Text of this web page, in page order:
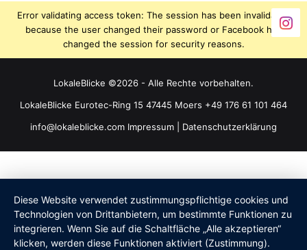
Error validating access token: The session has been invalidated
because the user changed their password or Facebook has
changed the session for security reasons.
LokaleBlicke ©2026 - Alle Rechte vorbehalten.
LokaleBlicke Eurotec-Ring 15 47445 Moers +49 176 61 101 464
info@lokaleblicke.com Impressum Datenschutzerklärung
Diese Website verwendet zustimmungspflichtige cookies und
Technologien von Drittanbietern, um bestimmte Funktionen zu
integrieren. Wenn Sie auf die Schaltfläche „Alle akzeptieren“
klicken, werden diese Funktionen aktiviert (Zustimmung).